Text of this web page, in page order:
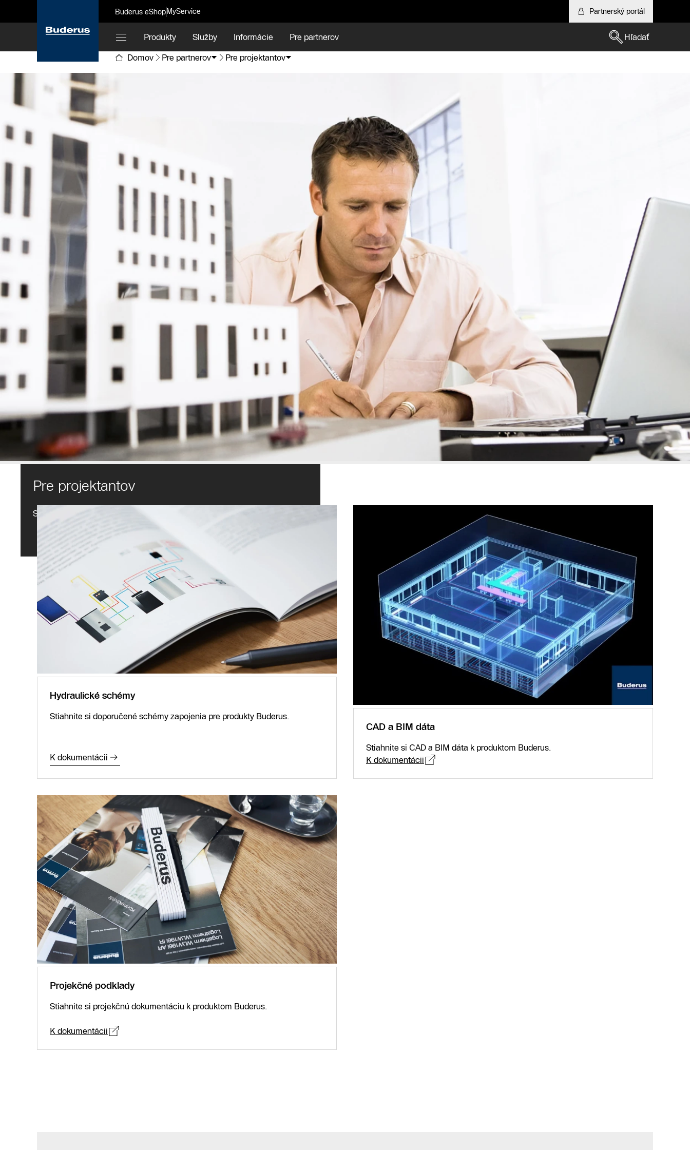
Buderus eShopMyService Partnerský portál
Produkty Služby Informácie Pre partnerov
Hľadať
Domov
Pre partnerov Pre projektantov
Pre projektantov
Stiahnite si projekčné podklady k produktom Buderus pre váš projekt.
Hydraulické schémy
Stiahnite si doporučené schémy zapojenia pre produkty Buderus.
K dokumentácii
CAD a BIM dáta
Stiahnite si CAD a BIM dáta k produktom Buderus.
K dokumentácii
Projekčné podklady
Stiahnite si projekčnú dokumentáciu k produktom Buderus.
K dokumentácii